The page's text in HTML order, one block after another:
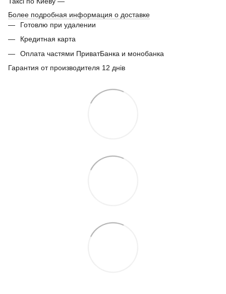
Более подробная информация о доставке
Готовлю при удалении
Кредитная карта
Оплата частями ПриватБанка и монобанка
Гарантия от производителя 12 днів